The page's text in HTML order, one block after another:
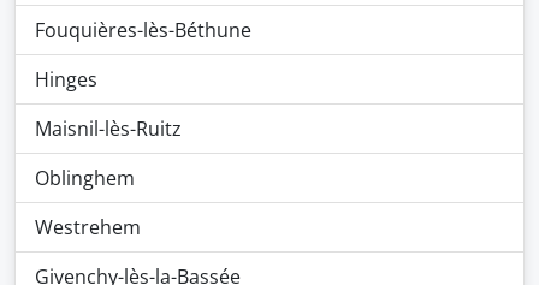
Fouquières-lès-Béthune
Hinges
Maisnil-lès-Ruitz
Oblinghem
Westrehem
Givenchy-lès-la-Bassée